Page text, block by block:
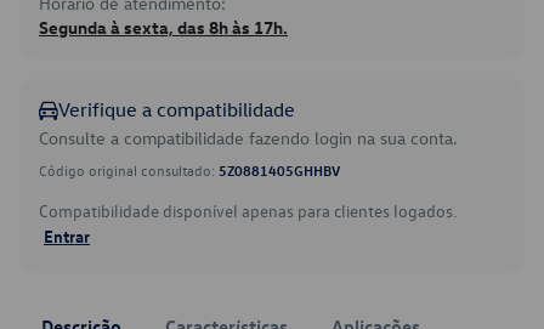
Segunda à sexta, das 8h às 17h.
Verifique a compatibilidade
Consulte a compatibilidade fazendo login na sua conta.
Código original consultado: 5Z0881405GHHBV
Compatibilidade disponível apenas para clientes logados.
Entrar